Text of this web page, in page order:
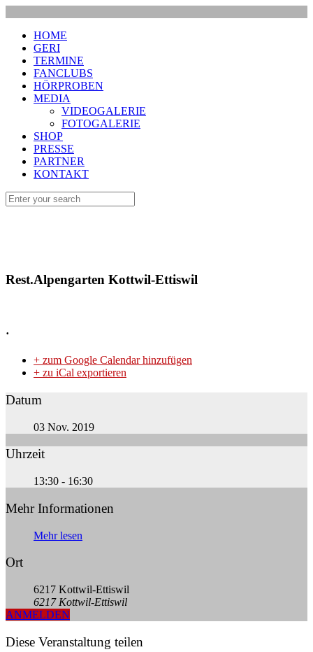
HOME
GERI
TERMINE
FANCLUBS
HÖRPROBEN
MEDIA
VIDEOGALERIE
FOTOGALERIE
SHOP
PRESSE
PARTNER
KONTAKT
Rest.Alpengarten Kottwil-Ettiswil
.
+ zum Google Calendar hinzufügen
+ zu iCal exportieren
Datum
03 Nov. 2019
Uhrzeit
13:30 - 16:30
Mehr Informationen
Mehr lesen
Ort
6217 Kottwil-Ettiswil
6217 Kottwil-Ettiswil
ANMELDEN
Diese Veranstaltung teilen